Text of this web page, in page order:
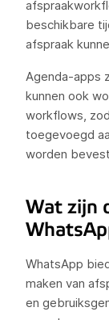
beschikbare
afspraak
Agenda-apps
kunnen ook
workflows,
toegevoegd
worden
Wat zijn
WhatsApp
maken van
en